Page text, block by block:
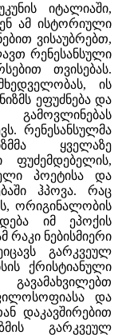
იტალიაში,
ამ ისტორიული
ვისაუბრებთ,
რენესანსული
თვისებას.
ის
ეფუძნება და
რენესანსულმა
ყველაზე
პოეტისა და
ჰპოვა. რაც
ორიგინალობის
იმ ეპოქის
რაკი ნებისმიერი
გარკვეულ
ქრისტიანული
და
დაკავშირებით
გარკვეულ